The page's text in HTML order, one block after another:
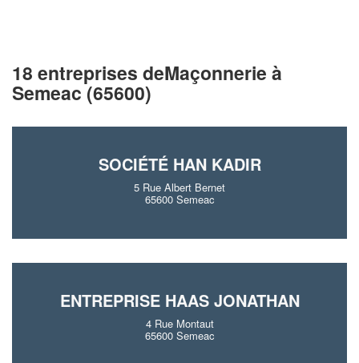
18 entreprises deMaçonnerie à
Semeac (65600)
SOCIÉTÉ HAN KADIR
5 Rue Albert Bernet
65600 Semeac
ENTREPRISE HAAS JONATHAN
4 Rue Montaut
65600 Semeac